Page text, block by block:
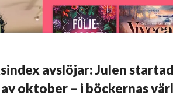
avslöjar: Julen
oktober – i böckernas